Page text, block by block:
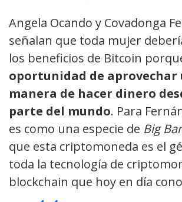
Angela Ocando y Covadonga
señalan que toda mujer
los beneficios de Bitcoin
oportunidad de aprovechar
manera de hacer dinero
parte del mundo. Para
es como una especie de Big
que esta criptomoneda es el
toda la tecnología de
blockchain que hoy en día